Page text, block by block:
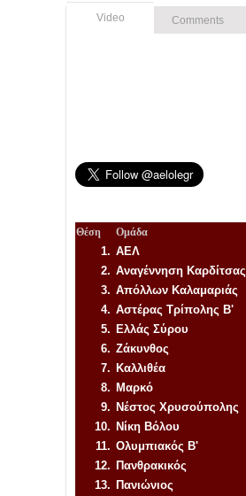
Video Comments
Θέση Ομάδα
1. ΑΕΛ
2. Αναγέννηση Καρδίτσας
3. Απόλλων Καλαμαριάς
4. Αστέρας Τρίπολης Β'
5. Ελλάς Σύρου
6. Ζάκυνθος
7. Καλλιθέα
8. Μαρκό
9. Νέστος Χρυσούπολης
10. Νίκη Βόλου
11. Ολυμπιακός Β'
12. Πανθρακικός
13. Πανιώνιος